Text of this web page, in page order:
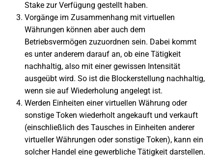
Stake zur Verfügung gestellt haben.
Vorgänge im Zusammenhang mit virtuellen
Währungen können aber auch dem
Betriebsvermögen zuzuordnen sein. Dabei kommt
es unter anderem darauf an, ob eine Tätigkeit
nachhaltig, also mit einer gewissen Intensität
ausgeübt wird. So ist die Blockerstellung nachhaltig,
wenn sie auf Wiederholung angelegt ist.
Werden Einheiten einer virtuellen Währung oder
sonstige Token wiederholt angekauft und verkauft
(einschließlich des Tausches in Einheiten anderer
virtueller Währungen oder sonstige Token), kann ein
solcher Handel eine gewerbliche Tätigkeit darstellen.